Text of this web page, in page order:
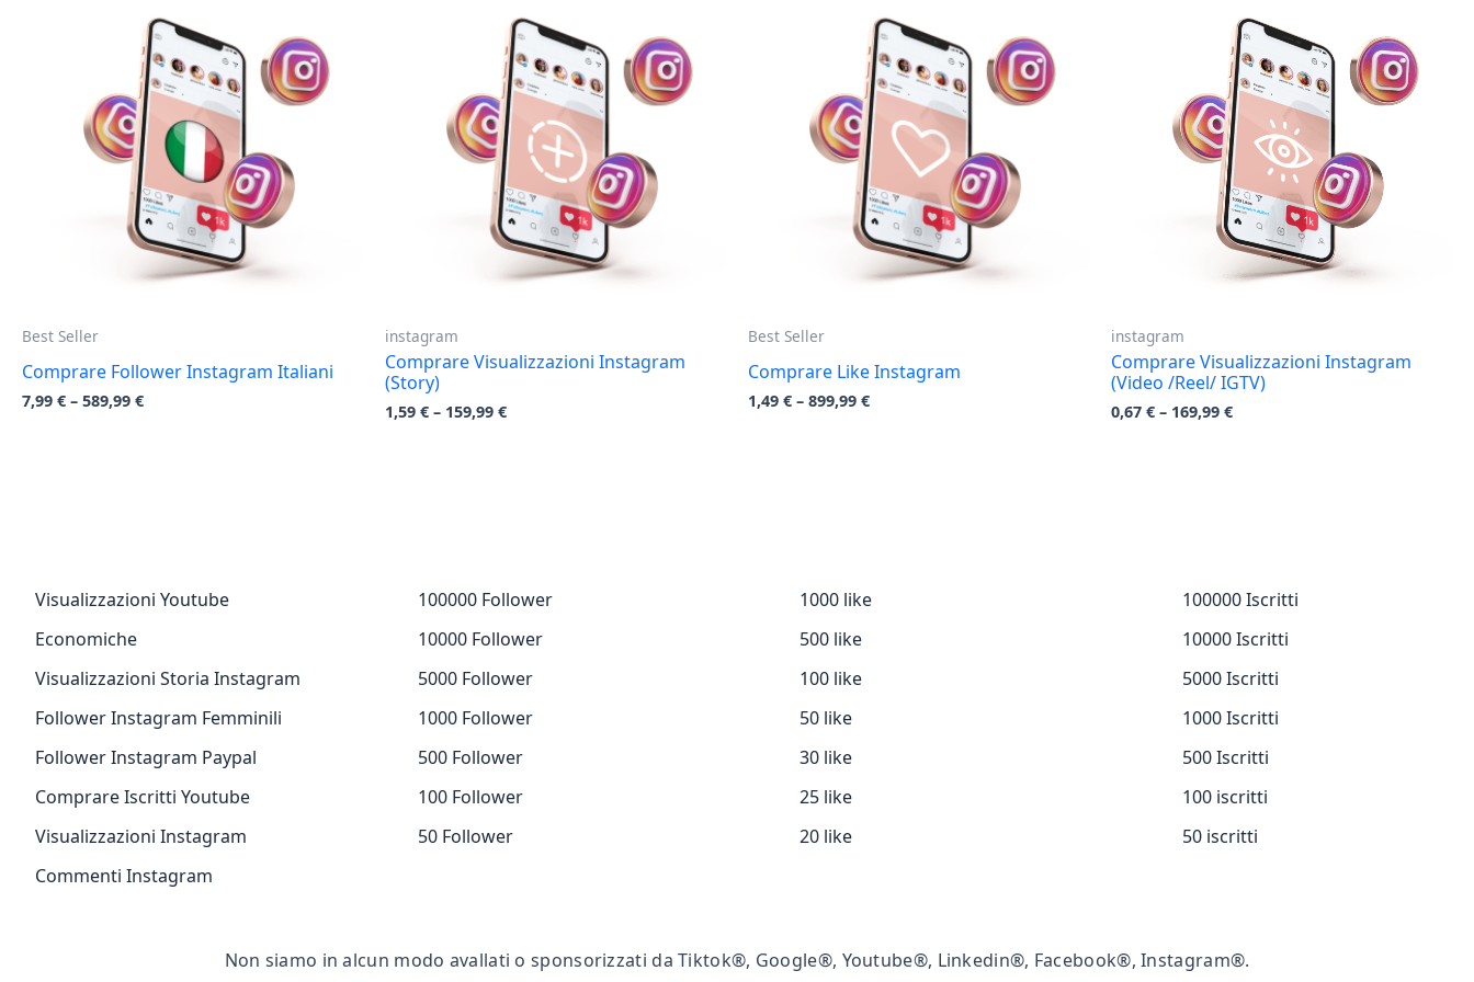
Best Seller
Comprare Follower Instagram Italiani
7,99 € – 589,99 €
instagram
Comprare Visualizzazioni Instagram
(Story)
1,59 € – 159,99 €
Best Seller
Comprare Like Instagram
1,49 € – 899,99 €
instagram
Comprare Visualizzazioni Instagram
(Video /Reel/ IGTV)
0,67 € – 169,99 €
Visualizzazioni Youtube
Economiche
Visualizzazioni Storia Instagram
Follower Instagram Femminili
Follower Instagram Paypal
Comprare Iscritti Youtube
Visualizzazioni Instagram
Commenti Instagram
100000 Follower
10000 Follower
5000 Follower
1000 Follower
500 Follower
100 Follower
50 Follower
1000 like
500 like
100 like
50 like
30 like
25 like
20 like
100000 Iscritti
10000 Iscritti
5000 Iscritti
1000 Iscritti
500 Iscritti
100 iscritti
50 iscritti
Non siamo in alcun modo avallati o sponsorizzati da Tiktok®, Google®, Youtube®, Linkedin®, Facebook®, Instagram®.